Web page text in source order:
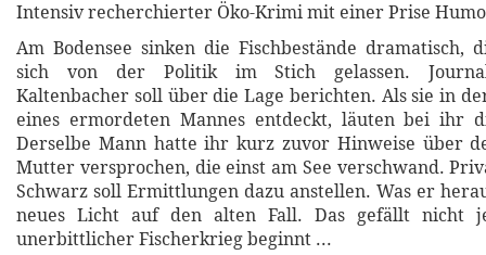
Intensiv recherchierter Öko-Krimi mit einer Prise
Am Bodensee sinken die Fischbestände dramatisch,
sich von der Politik im Stich gelassen.
Kaltenbacher soll über die Lage berichten. Als sie in
eines ermordeten Mannes entdeckt, läuten bei ihr
Derselbe Mann hatte ihr kurz zuvor Hinweise über
Mutter versprochen, die einst am See verschwand.
Schwarz soll Ermittlungen dazu anstellen. Was er
neues Licht auf den alten Fall. Das gefällt nicht
unerbittlicher Fischerkrieg beginnt ...